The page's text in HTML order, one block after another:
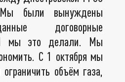
были вынуждены
договорные
И мы это делали. Мы
С 1 октября мы
объём газа,